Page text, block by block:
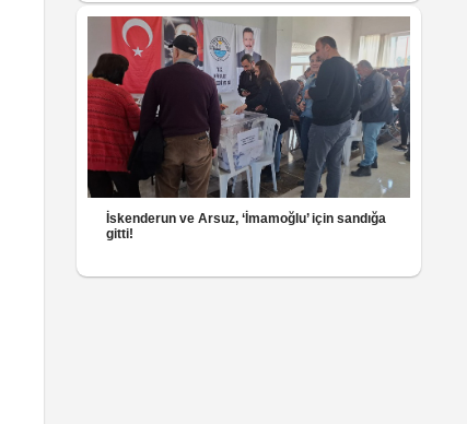
İskenderun ve Arsuz, ‘İmamoğlu’ için sandığa
gitti!